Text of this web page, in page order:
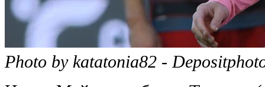
Photo by katatonia82 -